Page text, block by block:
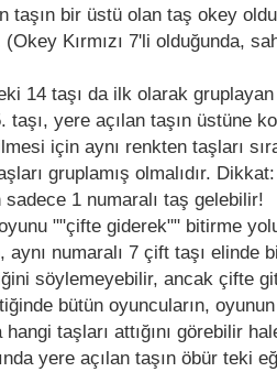
taşın bir üstü olan taş okey
Kırmızı 7'li olduğunda,
14 taşı da ilk olarak
taşı, yere açılan taşın üstüne
için aynı renkten taşları
gruplamış olmalıdır.
sadece 1 numaralı taş gelebilir!
""çifte giderek"" bitirme
numaralı 7 çift taşı elinde
söylemeyebilir, ancak çifte
bütün oyuncuların,
taşları attığını görebilir
yere açılan taşın öbür teki